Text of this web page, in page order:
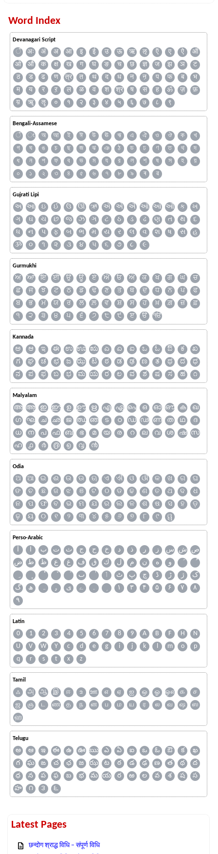
Word Index
Devanagari Script
ँ अः अं अ आ इ ई उ ऊ ऋ ऌ ऍ ए ऐ
ऑ
ओ
औ क क्ष ख ग घ ङ च छ ज्ञ ज झ ञ
ट
ठ
ड ढ ण त्र त थ द ध न ऩ प फ ब
भ
म
य र ऱ ल ळ व श श्र ष स ह ॐ ज़
फ़
य़
ॠ ॡ ० १ २ ३ ४ ५ ६ ७ ८ ९
Bengali-Assamese
ঁ ং অ আ ই ঈ উ ঊ ঋ এ ঐ ও ঔ ক
খ
গ
ঘ ঙ চ ছ জ ঝ ঞ ঠ ড ঢ ণ ত থ
দ
ধ
ন প ফ ব ভ ম য র ল শ ষ স হ
য়
০
১ ২ ৩ ৪ ৫ ৬ ৭ ৮ ৯ ৰ ৱ
Gujrati Lipi
અ આ ઇ ઈ ઉ ઊ ઋ ઍ એ ઐ ઑ ઓ ઔ ક
ખ
ગ
ઘ ચ છ જ ઝ ઞ ટ ઠ ડ ઢ ણ ત થ
દ
ધ
ન પ ફ બ ભ મ ય ર લ વ શ ષ સ
હ
ૐ
૦ ૧ ૨ ૩ ૪ ૫ ૬ ૭ ૮ ૯
Gurmukhi
ਅ ਆ ਇ ਈ ਉ ਊ ਏ ਐ ਓ ਔ ਕ ਖ ਗ ਘ
ਚ
ਛ
ਜ ਝ ਟ ਠ ਡ ਢ ਣ ਤ ਥ ਦ ਧ ਨ ਪ
ਫ
ਬ
ਭ ਮ ਯ ਰ ਲ ਲ਼ ਵ ਸ਼ ਸ ਹ ਖ਼ ਗ਼ ਜ਼
ਫ਼
੧
੨ ੩ ੪ ੫ ੬ ੭ ੮ ੯ ੲ ੳ ੴ
Kannada
ಅ ಆ ಇ ಈ ಉ ಊ ಋ ಎ ಏ ಐ ಒ ಓ ಔ ಕ
ಖ
ಗ
ಘ ಚ ಛ ಜ ಝ ಟ ಠ ಡ ಢ ಣ ತ ಥ ದ
ಧ
ನ
ಪ ಫ ಬ ಭ ಮ ಯ ರ ಲ ವ ಶ ಷ ಸ ಹ ೧
Malyalam
അ ആ ഇ ഈ ഉ ഊ ഋ എ ഏ ഐ ഒ ഓ ഔ ക
ഖ
ഗ
ഘ ച ഛ ജ ഝ ഞ ട ഠ ഡ ഢ ണ ത ഥ
ദ
ധ
ന പ ഫ ബ ഭ മ യ ര റ ല വ ശ ഷ
സ
ഹ
൧ ൪ ൫ ൭ ൮ ൯
Odia
ଅ ଆ ଇ ଈ ଉ ଊ ଋ ଏ ଐ ଓ ଔ କ ଖ ଗ
ଘ
ଙ
ଚ ଛ ଜ ଝ ଞ ଟ ଠ ଡ ଢ ଣ ତ ଥ ଦ
ଧ
ନ
ପ ଫ ବ ଭ ମ ଯ ର ଲ ଳ ଶ ଷ ସ ହ
ଡ଼
ଢ଼
ୟ ୦ ୧ ୨ ୩ ୪ ୫ ୬ ୭ ୮ ୯ ୱ
Perso-Arabic
آ ا ب ت ث ج ح خ د ذ ر ز س ش ص
ض
ط ظ ع غ ف ق ك ل م ن ه
و
ٮ
ٲ ٹ پ چ ڈ ڑ ژ
ک
گ
ھ ہ ۄ ی ے ۔ ۱ ۳ ۴ ۵ ۶ ۷
۸
۹
Latin
0 1 2 3 4 5 6 7 8 9 A B F H
N
U
V W Y c d e g i j k l m o
p
q
r s t x z
Tamil
ஃ அ ஆ இ ஈ உ ஊ எ ஏ ஐ ஒ ஓ ஔ க
ச
ஜ
ஞ ட ண த ந ன ப ம ய ர ல வ ஷ
ஸ
ஹ
Telugu
అ ఆ ఇ ఈ ఉ ఊ ఋ ఎ ఏ ఐ ఒ ఓ ఔ క
ఖ
గ
ఘ ఙ చ ఛ జ ఝ ట ఠ డ ఢ ణ త థ
ద
ధ
న ప ఫ బ భ మ య ర ఱ ల వ శ ష
స
హ
౧ ౩ ౬
Latest Pages
छन्दोग श्राद्ध विधि – संपूर्ण विधि